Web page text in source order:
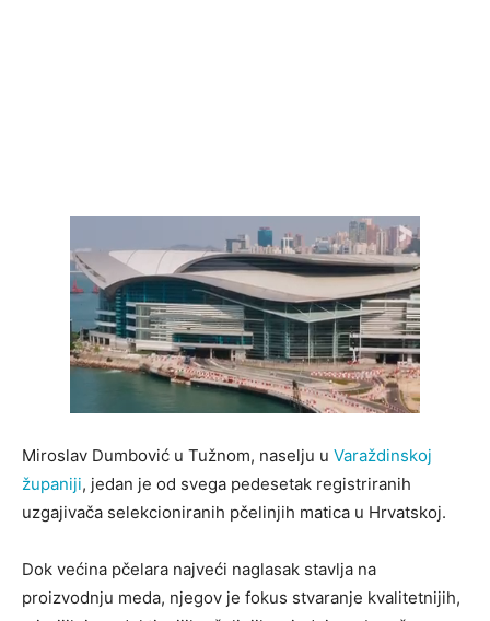
Miroslav Dumbović u Tužnom, naselju u Varaždinskoj
županiji, jedan je od svega pedesetak registriranih
uzgajivača selekcioniranih pčelinjih matica u Hrvatskoj.
Dok većina pčelara najveći naglasak stavlja na
proizvodnju meda, njegov je fokus stvaranje kvalitetnijih,